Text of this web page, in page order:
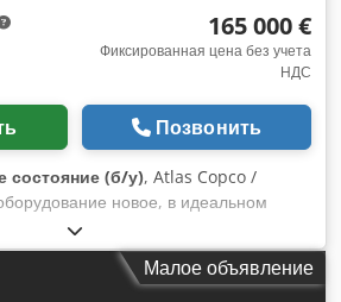
165 000 €
Фиксированная цена без учета
НДС
Позвонить
состояние (б/у), Atlas Copco /
новое, в идеальном
Автоматизированная обработка
процесса, от загрузки до
двух компонентов (например, смолы
Малое объявление